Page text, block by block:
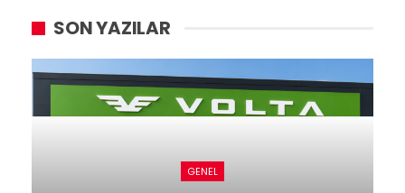
SON YAZILAR
GENEL